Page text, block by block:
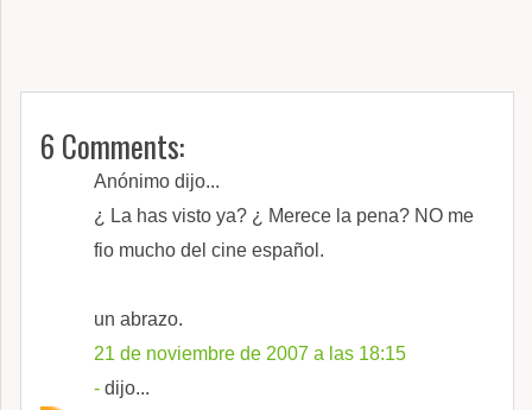
6 Comments:
Anónimo dijo...
¿ La has visto ya? ¿ Merece la pena? NO me
fio mucho del cine español.
un abrazo.
21 de noviembre de 2007 a las 18:15
- dijo...